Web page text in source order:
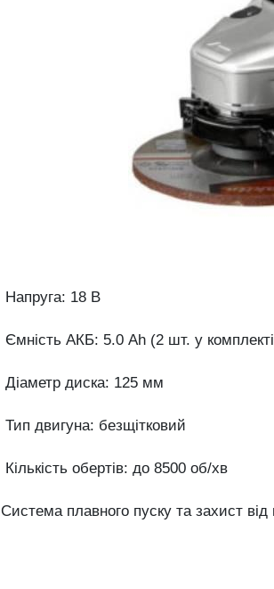
Напруга: 18 В
Ємність АКБ: 5.0 Ah (2 шт. у
Діаметр диска: 125 мм
Тип двигуна: безщітковий
Кількість обертів: до 8500 об/хв
Система плавного пуску та захист від